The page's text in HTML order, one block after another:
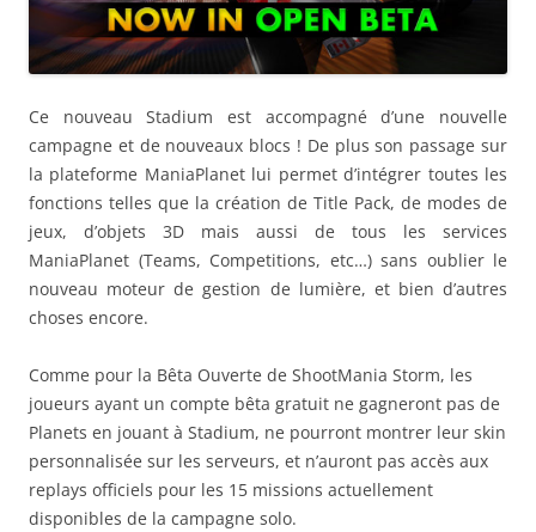
Ce nouveau Stadium est accompagné d’une nouvelle
campagne et de nouveaux blocs ! De plus son passage sur
la plateforme ManiaPlanet lui permet d’intégrer toutes les
fonctions telles que la création de Title Pack, de modes de
jeux, d’objets 3D mais aussi de tous les services
ManiaPlanet (Teams, Competitions, etc…) sans oublier le
nouveau moteur de gestion de lumière, et bien d’autres
choses encore.
Comme pour la Bêta Ouverte de ShootMania Storm, les
joueurs ayant un compte bêta gratuit ne gagneront pas de
Planets en jouant à Stadium, ne pourront montrer leur skin
personnalisée sur les serveurs, et n’auront pas accès aux
replays officiels pour les 15 missions actuellement
disponibles de la campagne solo.